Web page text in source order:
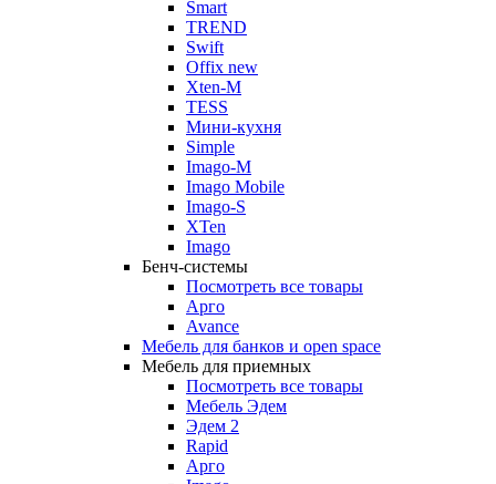
Smart
TREND
Swift
Offix new
Xten-M
TESS
Мини-кухня
Simple
Imago-M
Imago Mobile
Imago-S
XTen
Imago
Бенч-системы
Посмотреть все товары
Арго
Avance
Мебель для банков и open space
Мебель для приемных
Посмотреть все товары
Мебель Эдем
Эдем 2
Rapid
Арго